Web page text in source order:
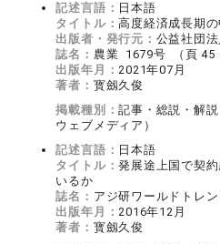
記述言語： 日本語
タイトル：高度経済成長期
出版者・発行元： 公益社団
誌名： 農業 1679号 （頁 45
出版年月：2021年07月
著者： 寳劔久俊
掲載種別：記事・総説・解説
ウェブメディア）
記述言語： 日本語
タイトル：発展途上国で契
いるか
誌名： アジ研ワールドトレ
出版年月：2016年12月
著者： 寳劔久俊